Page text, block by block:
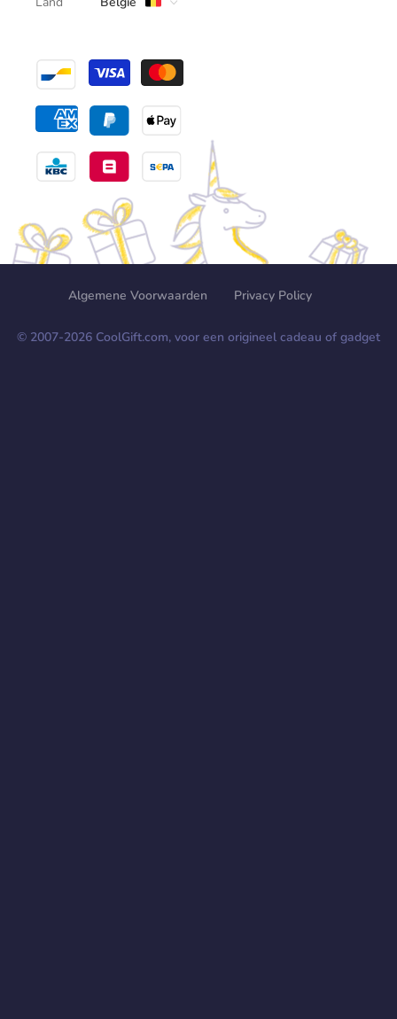
Algemene Voorwaarden Privacy Policy
© 2007-2026 CoolGift.com, voor een origineel cadeau of gadget